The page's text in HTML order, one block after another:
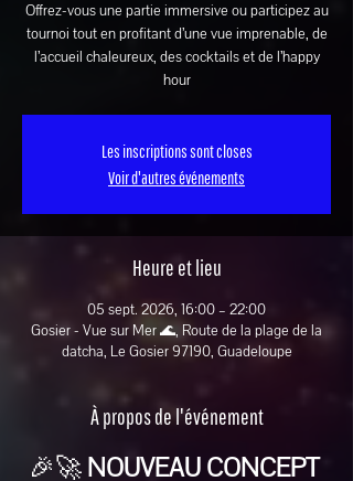
Offrez-vous une partie immersive ou participez au
tournoi tout en profitant d’une vue imprenable, de
l’accueil chaleureux, des cocktails et de l’happy
hour
Les inscriptions sont closes
Voir d'autres événements
Heure et lieu
05 sept. 2026, 16:00 – 22:00
Gosier - Vue sur Mer 🌊, Route de la plage de la
datcha, Le Gosier 97190, Guadeloupe
À propos de l'événement
🎉🚀 NOUVEAU CONCEPT